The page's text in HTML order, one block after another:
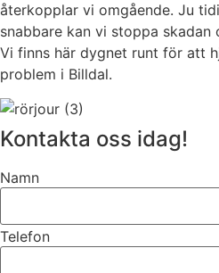
återkopplar vi omgående. Ju
snabbare kan vi stoppa
Vi finns här dygnet runt för att
problem i Billdal.
Kontakta oss idag!
Namn
Telefon